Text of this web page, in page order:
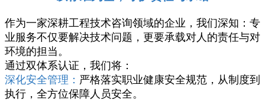
作为一家深耕工程技术咨询领域的企业，我们深知：专
业服务不仅要解决技术问题，更要承载对人的责任与对
环境的担当。
通过双体系认证，我们将：
深化安全管理： 严格落实职业健康安全规范，从制度到
执行，全方位保障人员安全。